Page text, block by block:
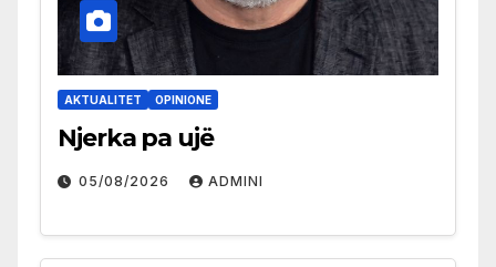
AKTUALITET OPINIONE
Njerka pa ujë
05/08/2026 ADMINI